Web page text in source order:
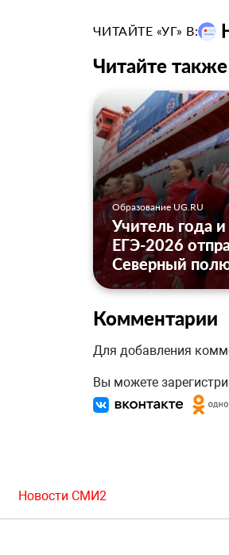
ЧИТАЙТЕ «УГ» В:
Читайте также
Образование UG.RU
Учитель года
ЕГЭ-2026
Северный
Комментарии
Для добавления
Вы можете
Новости СМИ2